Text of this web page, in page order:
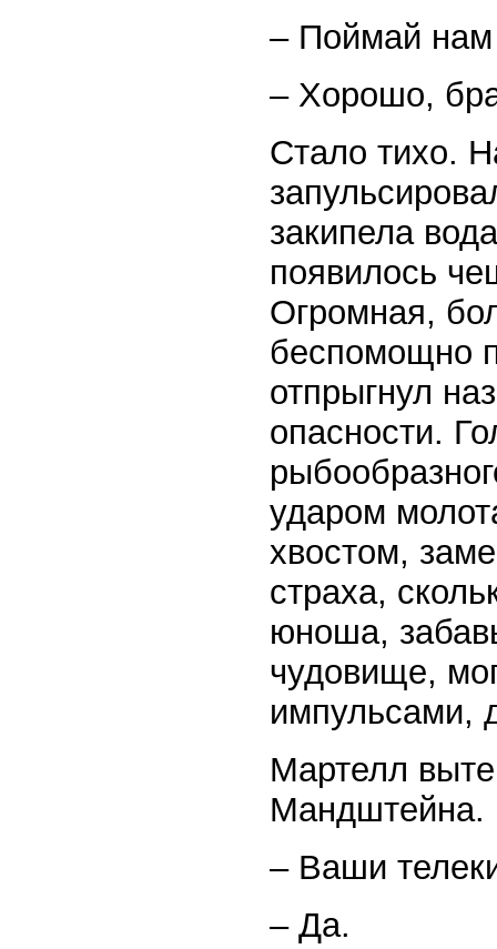
– Поймай
– Хорошо,
Стало тихо.
закипела
появилось
Огромная,
беспомощно
отпрыгнул
опасности.
ударом
хвостом,
страха,
юноша,
чудовище,
импульсами,
Мартелл
Мандштейна.
– Ваши
– Да.